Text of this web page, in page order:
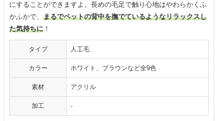
にすることができますよ。長めの毛足で触り心地はやわらかくふ
かふかで、 まるでペットの背中を撫でているようなリラックスし
た気持ちに ！
タイプ 人工毛
カラー ホワイト、ブラウンなど全9色
素材 アクリル
加工 ‐